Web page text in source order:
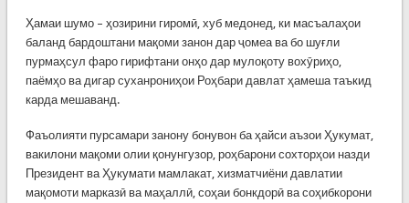
Ҳамаи шумо – ҳозирини гиромӣ, хуб медонед, ки масъалаҳои
баланд бардоштани мақоми занон дар ҷомеа ва бо шуғли
пурмаҳсул фаро гирифтани онҳо дар мулоқоту вохӯриҳо,
паёмҳо ва дигар суханрониҳои Роҳбари давлат ҳамеша таъкид
карда мешаванд.
Фаъолияти пурсамари занону бонувон ба ҳайси аъзои Ҳукумат,
вакилони мақоми олии қонунгузор, роҳбарони сохторҳои назди
Президент ва Ҳукумати мамлакат, хизматчиёни давлатии
мақомоти марказӣ ва маҳаллӣ, соҳаи бонкдорӣ ва соҳибкорони